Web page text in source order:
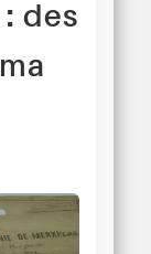
des